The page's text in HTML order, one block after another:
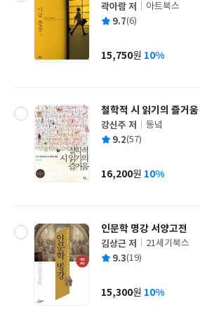
글
쓴
곽아람 저
출
사
아트북스
평 9.7(6)
가
15,750원 10%
철학적 시 읽기의 즐거움
글
쓴
강신주 저
출
사
동녘
평 9.2(57)
가
16,200원 10%
인문학 명강 서양고전
글
쓴
김상근 저
출
사
21세기북스
평 9.3(19)
가
15,300원 10%